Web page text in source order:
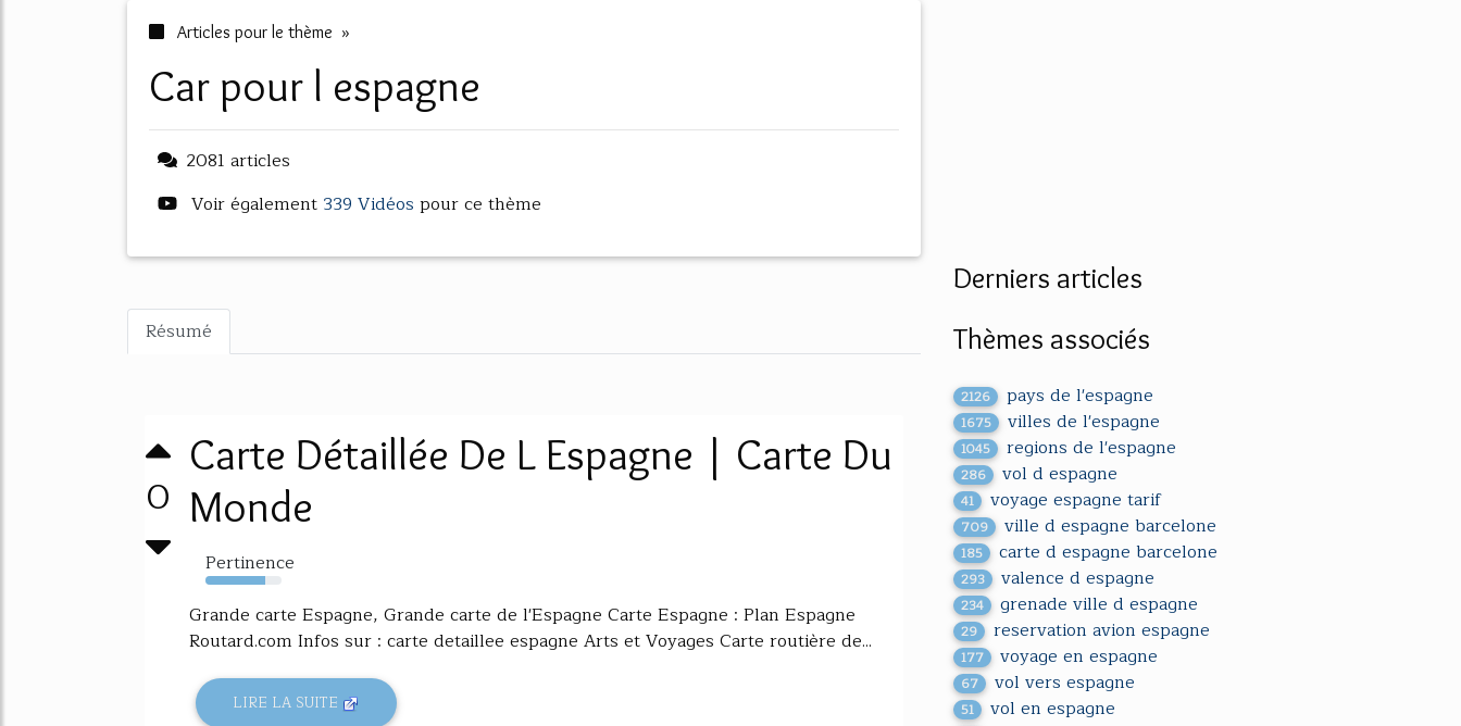
Articles pour le thème »
car pour l espagne
2081 articles
Voir également 339 Vidéos pour ce thème
Résumé
0
Carte Détaillée De L Espagne | Carte Du
Monde
Pertinence
78%
Grande carte Espagne, Grande carte de l'Espagne Carte Espagne : Plan Espagne
Routard.com Infos sur : carte detaillee espagne Arts et Voyages Carte routière de...
LIRE LA SUITE
Derniers articles
Thèmes associés
2126 pays de l'espagne
1675 villes de l'espagne
1045 regions de l'espagne
286 vol d espagne
41 voyage espagne tarif
709 ville d espagne barcelone
185 carte d espagne barcelone
293 valence d espagne
234 grenade ville d espagne
29 reservation avion espagne
177 voyage en espagne
67 vol vers espagne
51 vol en espagne